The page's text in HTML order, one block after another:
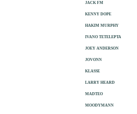
JACK FM
KENNY DOPE
HAKIM MURPHY
IVANO TETELEPTA
JOEY ANDERSON
JOVONN
KLASSE
LARRY HEARD
MADTEO
MOODYMANN